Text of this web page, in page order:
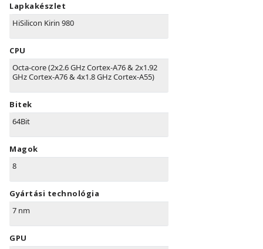
Lapkakészlet
HiSilicon Kirin 980
CPU
Octa-core (2x2.6 GHz Cortex-A76 & 2x1.92
GHz Cortex-A76 & 4x1.8 GHz Cortex-A55)
Bitek
64Bit
Magok
8
Gyártási technológia
7 nm
GPU